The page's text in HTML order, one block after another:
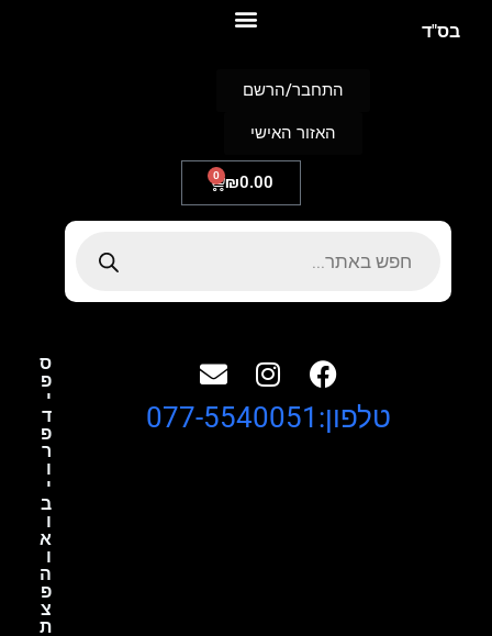
בס"ד
₪0.00
0
התחבר/הרשם
האזור האישי
ס
פ
י
ד
פ
ר
ו
י
ב
ו
א
ו
ה
פ
צ
ת
טלפון:077-5540051